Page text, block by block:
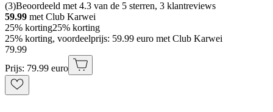
(3)Beoordeeld met 4.3 van de 5 sterren, 3 klantreviews
59.99 met Club Karwei
25% korting25% korting
25% korting, voordeelprijs: 59.99 euro met Club Karwei
79.99
Prijs: 79.99 euro